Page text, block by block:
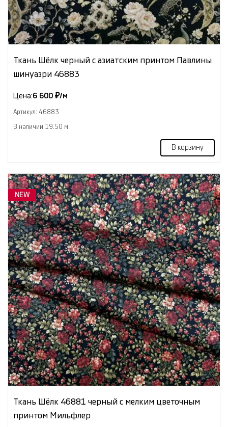
Ткань Шёлк черный с азиатским принтом Павлины
шинуазри 46883
Цена:6 600 ₽/м
Артикул: 46883
В наличии 19.50 м
В корзину
NEW
Ткань Шёлк 46881 черный с мелким цветочным
принтом Мильфлер